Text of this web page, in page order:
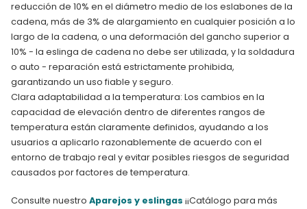
reducción de 10% en el diámetro medio de los eslabones de la
cadena, más de 3% de alargamiento en cualquier posición a lo
largo de la cadena, o una deformación del gancho superior a
10% - la eslinga de cadena no debe ser utilizada, y la soldadura
o auto - reparación está estrictamente prohibida,
garantizando un uso fiable y seguro.
Clara adaptabilidad a la temperatura: Los cambios en la
capacidad de elevación dentro de diferentes rangos de
temperatura están claramente definidos, ayudando a los
usuarios a aplicarlo razonablemente de acuerdo con el
entorno de trabajo real y evitar posibles riesgos de seguridad
causados por factores de temperatura.
Consulte nuestro Aparejos y eslingas ¡¡Catálogo para más